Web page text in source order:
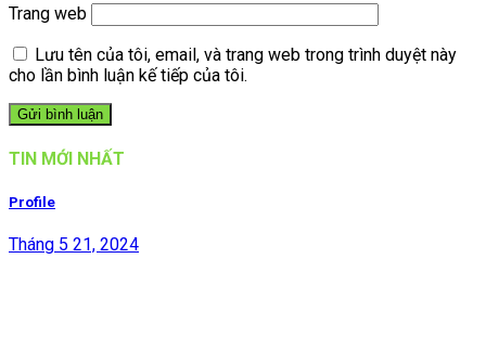
Trang web
Lưu tên của tôi, email, và trang web trong trình duyệt này
cho lần bình luận kế tiếp của tôi.
TIN MỚI NHẤT
Profile
Tháng 5 21, 2024